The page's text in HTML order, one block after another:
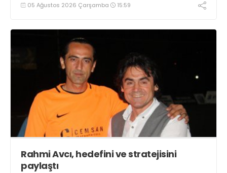
05 Ağustos 2026 Çarşamba 15:59
Rahmi Avcı, hedefini ve stratejisini
paylaştı